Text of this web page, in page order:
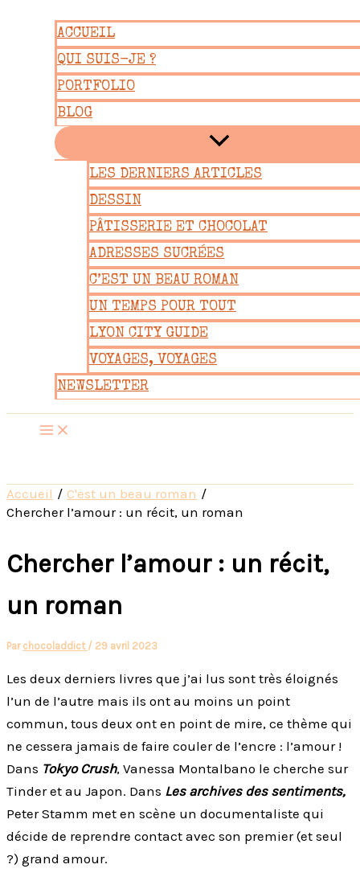
contenu
ACCUEIL
QUI SUIS-JE ?
PORTFOLIO
BLOG
LES DERNIERS ARTICLES
DESSIN
PÂTISSERIE ET CHOCOLAT
ADRESSES SUCRÉES
C’EST UN BEAU ROMAN
UN TEMPS POUR TOUT
LYON CITY GUIDE
VOYAGES, VOYAGES
NEWSLETTER
Accueil
C'est un beau roman
Chercher l’amour : un récit, un roman
Chercher l’amour : un récit,
un roman
Par chocoladdict / 29 avril 2023
Les deux derniers livres que j’ai lus sont très éloignés
l’un de l’autre mais ils ont au moins un point
commun, tous deux ont en point de mire, ce thème qui
ne cessera jamais de faire couler de l’encre : l’amour !
Dans Tokyo Crush, Vanessa Montalbano le cherche sur
Tinder et au Japon. Dans Les archives des sentiments,
Peter Stamm met en scène un documentaliste qui
décide de reprendre contact avec son premier (et seul
?) grand amour.